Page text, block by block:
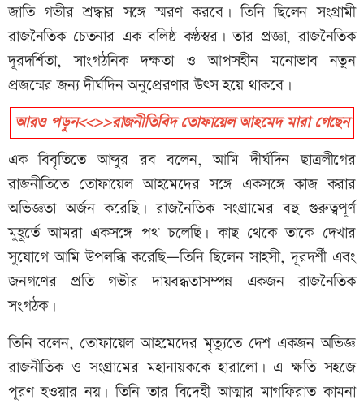
জাতি গভীর শ্রদ্ধার সঙ্গে স্মরণ করবে। তিনি ছিলেন সংগ্রামী
রাজনৈতিক চেতনার এক বলিষ্ঠ কণ্ঠস্বর। তার প্রজ্ঞা, রাজনৈতিক
দূরদর্শিতা, সাংগঠনিক দক্ষতা ও আপসহীন মনোভাব নতুন
প্রজন্মের জন্য দীর্ঘদিন অনুপ্রেরণার উৎস হয়ে থাকবে।
আরও পড়ুন<<>>রাজনীতিবিদ তোফায়েল আহমেদ মারা গেছেন
এক বিবৃতিতে আব্দুর রব বলেন, আমি দীর্ঘদিন ছাত্রলীগের
রাজনীতিতে তোফায়েল আহমেদের সঙ্গে একসঙ্গে কাজ করার
অভিজ্ঞতা অর্জন করেছি। রাজনৈতিক সংগ্রামের বহু গুরুত্বপূর্ণ
মুহূর্তে আমরা একসঙ্গে পথ চলেছি। কাছ থেকে তাকে দেখার
সুযোগে আমি উপলব্ধি করেছি—তিনি ছিলেন সাহসী, দূরদর্শী এবং
জনগণের প্রতি গভীর দায়বদ্ধতাসম্পন্ন একজন রাজনৈতিক
সংগঠক।
তিনি বলেন, তোফায়েল আহমেদের মৃত্যুতে দেশ একজন অভিজ্ঞ
রাজনীতিক ও সংগ্রামের মহানায়ককে হারালো। এ ক্ষতি সহজে
পূরণ হওয়ার নয়। তিনি তার বিদেহী আত্মার মাগফিরাত কামনা